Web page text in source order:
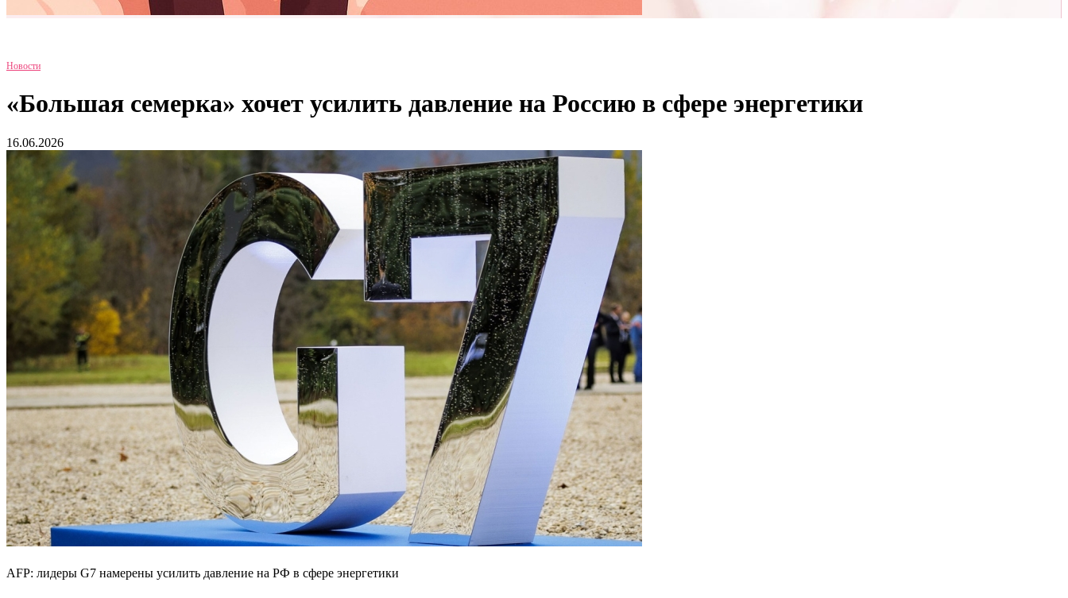
Новости
«Большая семерка» хочет усилить давление на Россию в сфере энергетики
16.06.2026
AFP: лидеры G7 намерены усилить давление на РФ в сфере энергетики